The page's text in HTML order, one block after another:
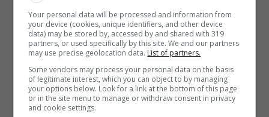
Inoltre ci saràun aumento straordinario di 20
euro mensiliper gli invalidi civili totali che
rientrano nell’ambito dell’incremento al
milione. Questa misura, introdotta molti anni
fa e rivista nel tempo anche grazie alla
giurisprudenza, mira a garantire un livello di
Your personal data will be processed and information from
your device (cookies, unique identifiers, and other device
data) may be stored by, accessed by and shared with 319
partners, or used specifically by this site. We and our partners
may use precise geolocation data. List of partners.
Some vendors may process your personal data on the basis
of legitimate interest, which you can object to by managing
your options below. Look for a link at the bottom of this page
or in the site menu to manage or withdraw consent in privacy
and cookie settings.